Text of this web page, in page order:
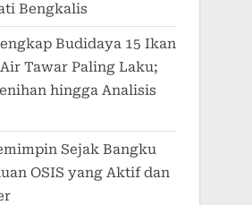
Bengkalis
Budidaya 15 Ikan
Tawar Paling Laku;
hingga Analisis
Sejak Bangku
OSIS yang Aktif dan